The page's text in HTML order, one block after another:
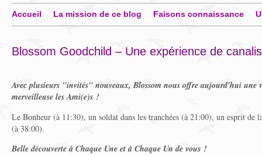
Accueil La mission de ce blog Faisons connaissance
Blossom Goodchild – Une expérience de
Avec plusieurs "invités" nouveaux, Blossom nous offre aujourd'hui une
merveilleuse les Ami(e)s !
Le Bonheur (à 11:30), un soldat dans les tranchées (à 21:00), un esprit
(à 38:00).
Belle découverte à Chaque Une et à Chaque Un de vous !